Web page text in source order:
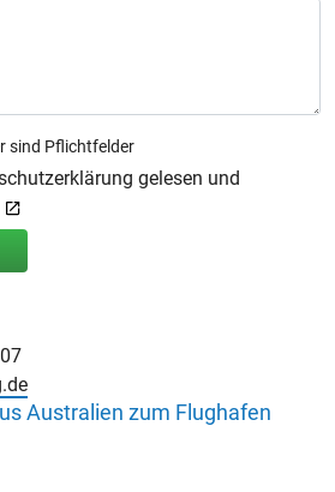
sind Pflichtfelder
gelesen und
Australien zum Flughafen